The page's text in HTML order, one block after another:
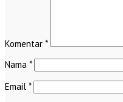
Komentar *
Nama *
Email *